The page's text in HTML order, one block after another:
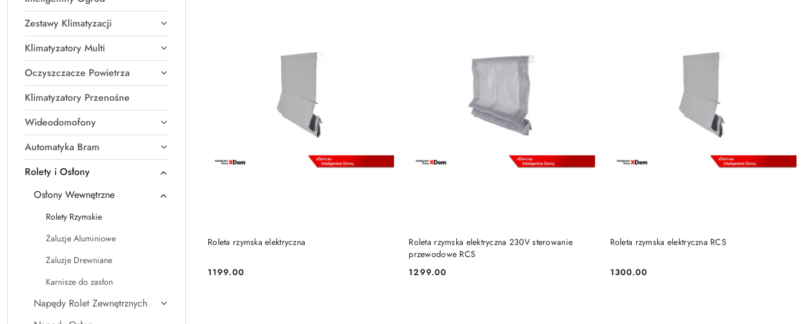
Zestawy Klimatyzacji
Klimatyzatory Multi
Oczyszczacze Powietrza
Klimatyzatory Przenośne
Wideodomofony
Automatyka Bram
Rolety i Osłony
Osłony Wewnętrzne
Rolety Rzymskie
Żaluzje Aluminiowe
Żaluzje Drewniane
Karnisze do zasłon
Napędy Rolet Zewnętrznych
Roleta rzymska elektryczna
Cena:
1199.00
DODAJ DO KOSZYKA
Roleta rzymska elektryczna 230V sterowanie
przewodowe RCS
Cena:
1299.00
DODAJ DO KOSZYKA Roleta rzymska elektryczna RCS
Cena:
1300.00
DODAJ DO KOSZYKA